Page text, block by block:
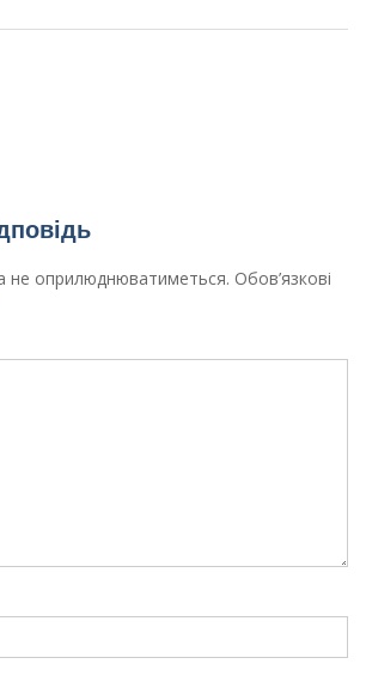
не оприлюднюватиметься. Обов’язкові